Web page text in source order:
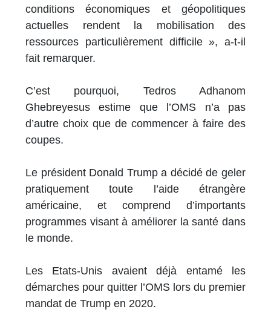
conditions économiques et géopolitiques
actuelles rendent la mobilisation des
ressources particulièrement difficile », a-t-il
fait remarquer.
C’est pourquoi, Tedros Adhanom
Ghebreyesus estime que l’OMS n’a pas
d’autre choix que de commencer à faire des
coupes.
Le président Donald Trump a décidé de geler
pratiquement toute l’aide étrangère
américaine, et comprend d’importants
programmes visant à améliorer la santé dans
le monde.
Les Etats-Unis avaient déjà entamé les
démarches pour quitter l’OMS lors du premier
mandat de Trump en 2020.